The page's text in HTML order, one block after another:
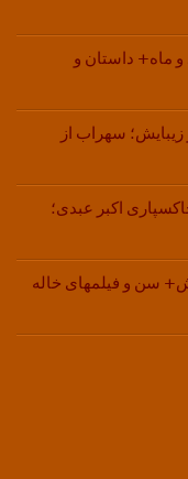
ماه+ داستان و
سهراب از
اکبر عبدی؛
سن و فیلمهای خاله